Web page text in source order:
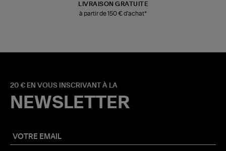
LIVRAISON GRATUITE
à partir de 150 € d'achat*
20 € EN VOUS INSCRIVANT À LA
NEWSLETTER